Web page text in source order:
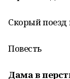
Скорый поезд
Повесть
Дама в